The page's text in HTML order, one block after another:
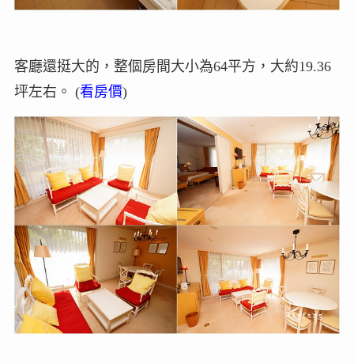
客廳還挺大的，整個房間大小為64平方，大約19.36
坪左右。 (看房價)